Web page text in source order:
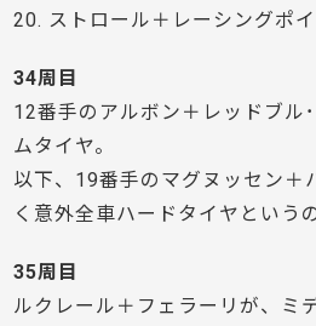
20. ストロール＋レーシングポ
34周目
12番手のアルボン＋レッドブル･
ムタイヤ。
以下、19番手のマグヌッセン＋
く意外全車ハードタイヤという
35周目
ルクレール＋フェラーリが、ミ